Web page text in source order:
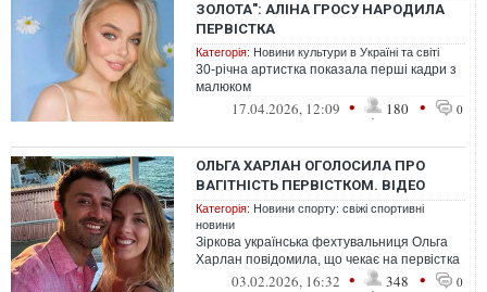
ЗОЛОТА": АЛІНА ГРОСУ НАРОДИЛА
ПЕРВІСТКА
Категорія: Новини культури в Україні та світі
30-річна артистка показала перші кадри з
малюком
17.04.2026, 12:09 • 180 • 0
ОЛЬГА ХАРЛАН ОГОЛОСИЛА ПРО
ВАГІТНІСТЬ ПЕРВІСТКОМ. ВІДЕО
Категорія: Новини спорту: свіжі спортивні
новини
Зіркова українська фехтувальниця Ольга
Харлан повідомила, що чекає на первістка
03.02.2026, 16:32 • 348 • 0